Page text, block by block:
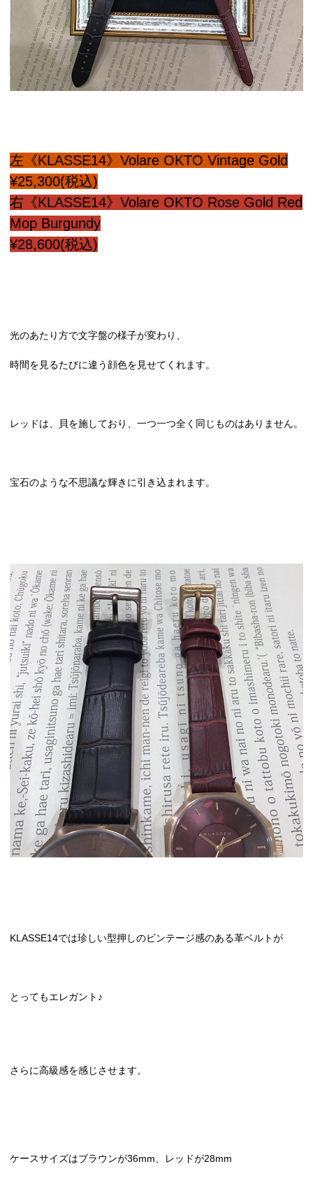
左《KLASSE14》Volare OKTO Vintage Gold
¥25,300(税込)
右《KLASSE14》Volare OKTO Rose Gold Red
Mop Burgundy
¥28,600(税込)
光のあたり方で文字盤の様子が変わり、
時間を見るたびに違う顔色を見せてくれます。
レッドは、貝を施しており、一つ一つ全く同じものはありません。
宝石のような不思議な輝きに引き込まれます。
KLASSE14では珍しい型押しのビンテージ感のある革ベルトが
とってもエレガント♪
さらに高級感を感じさせます。
ケースサイズはブラウンが36mm、レッドが28mm